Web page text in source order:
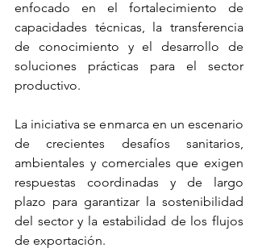
enfocado en el fortalecimiento de
capacidades técnicas, la transferencia
de conocimiento y el desarrollo de
soluciones prácticas para el sector
productivo.
La iniciativa se enmarca en un escenario
de crecientes desafíos sanitarios,
ambientales y comerciales que exigen
respuestas coordinadas y de largo
plazo para garantizar la sostenibilidad
del sector y la estabilidad de los flujos
de exportación.